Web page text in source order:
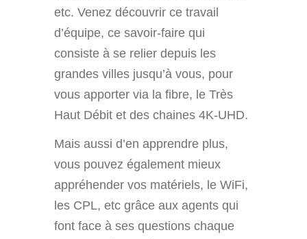
etc. Venez découvrir ce travail
d’équipe, ce savoir-faire qui
consiste à se relier depuis les
grandes villes jusqu’à vous, pour
vous apporter via la fibre, le Très
Haut Débit et des chaines 4K-UHD.
Mais aussi d’en apprendre plus,
vous pouvez également mieux
appréhender vos matériels, le WiFi,
les CPL, etc grâce aux agents qui
font face à ses questions chaque